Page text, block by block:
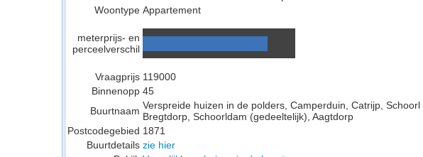
Woontype Appartement
meterprijs- en
perceelverschil
Vraagprijs 119000
Binnenopp 45
Buurtnaam Verspreide huizen in de polders, Camperduin, Catrijp, Schoorl
Bregtdorp, Schoorldam (gedeeltelijk), Aagtdorp
Postcodegebied 1871
Buurtdetails zie hier